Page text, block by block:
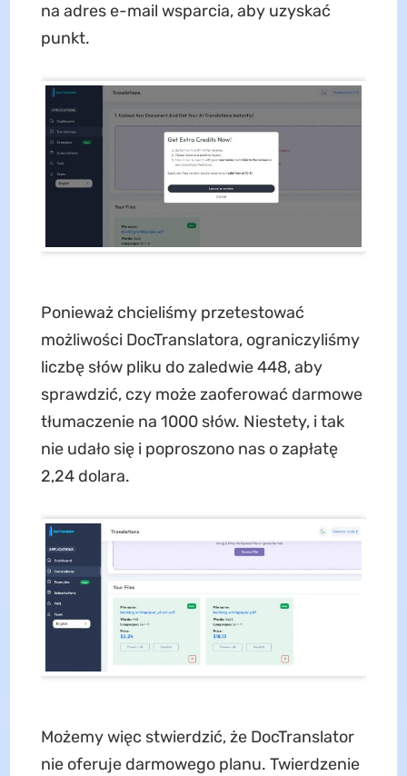
na adres e-mail wsparcia, aby uzyskać
punkt.
Ponieważ chcieliśmy przetestować
możliwości DocTranslatora, ograniczyliśmy
liczbę słów pliku do zaledwie 448, aby
sprawdzić, czy może zaoferować darmowe
tłumaczenie na 1000 słów. Niestety, i tak
nie udało się i poproszono nas o zapłatę
2,24 dolara.
Możemy więc stwierdzić, że DocTranslator
nie oferuje darmowego planu. Twierdzenie